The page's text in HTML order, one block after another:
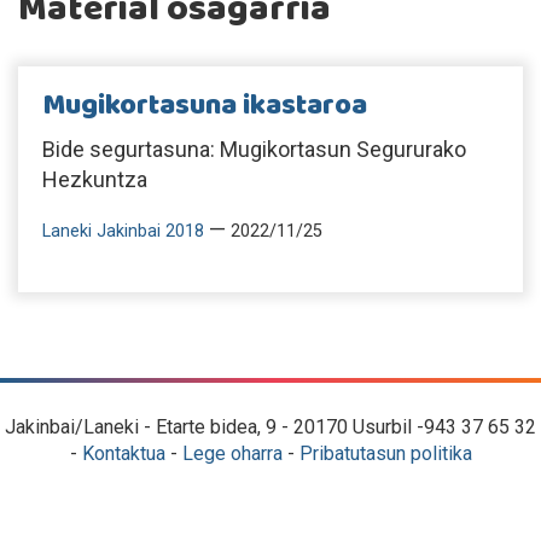
Mugikortasuna ikastaroa
Bide segurtasuna: Mugikortasun Segururako
Hezkuntza
Laneki Jakinbai 2018 — 2022/11/25
Jakinbai/Laneki - Etarte bidea, 9 - 20170 Usurbil -943 37 65 32
- Kontaktua- Lege oharra- Pribatutasun politika